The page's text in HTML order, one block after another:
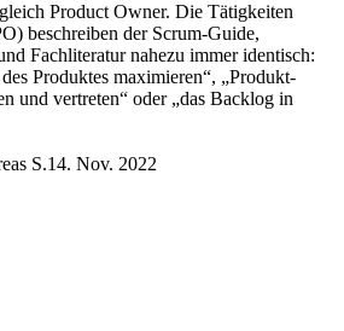
Product Owner. Die Tätigkeiten
beschreiben der Scrum-Guide,
Fachliteratur nahezu immer identisch:
Produktes maximieren“, „Produkt-
und vertreten“ oder „das Backlog in
S.14. Nov. 2022